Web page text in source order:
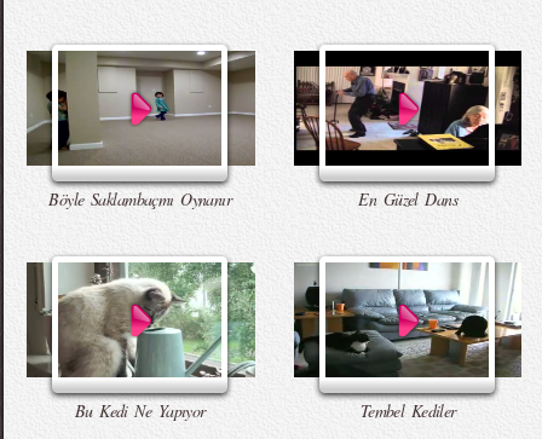
Böyle Saklambaçmı Oynanır En Güzel Dans
Bu Kedi Ne Yapıyor Tembel Kediler